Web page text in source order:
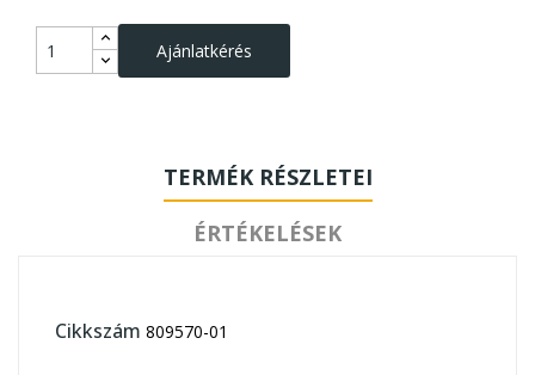
Ajánlatkérés
TERMÉK RÉSZLETEI
ÉRTÉKELÉSEK
Cikkszám 809570-01